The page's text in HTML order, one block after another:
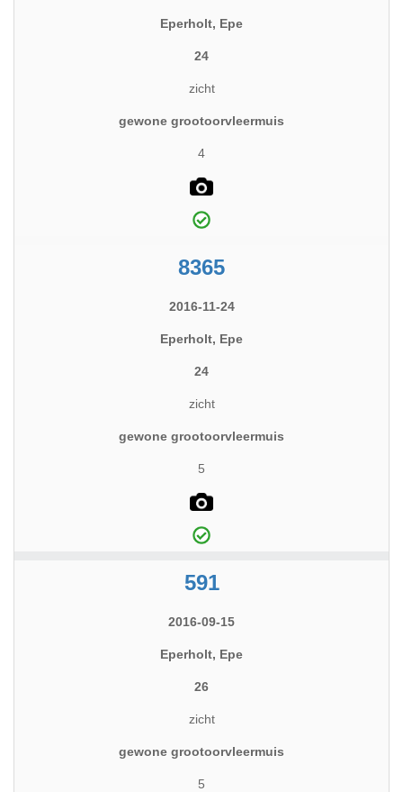
Eperholt, Epe
24
zicht
gewone grootoorvleermuis
4
8365
2016-11-24
Eperholt, Epe
24
zicht
gewone grootoorvleermuis
5
591
2016-09-15
Eperholt, Epe
26
zicht
gewone grootoorvleermuis
5